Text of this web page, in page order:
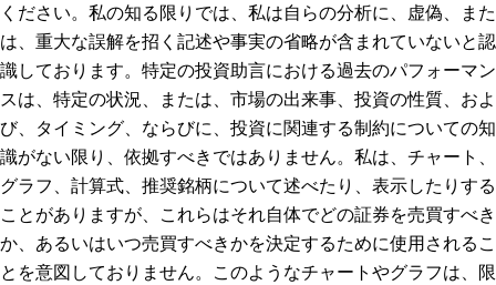
ください。私の知る限りでは、私は自らの分析に、虚偽、また
は、重大な誤解を招く記述や事実の省略が含まれていないと認
識しております。特定の投資助言における過去のパフォーマン
スは、特定の状況、または、市場の出来事、投資の性質、およ
び、タイミング、ならびに、投資に関連する制約についての知
識がない限り、依拠すべきではありません。私は、チャート、
グラフ、計算式、推奨銘柄について述べたり、表示したりする
ことがありますが、これらはそれ自体でどの証券を売買すべき
か、あるいはいつ売買すべきかを決定するために使用されるこ
とを意図しておりません。このようなチャートやグラフは、限